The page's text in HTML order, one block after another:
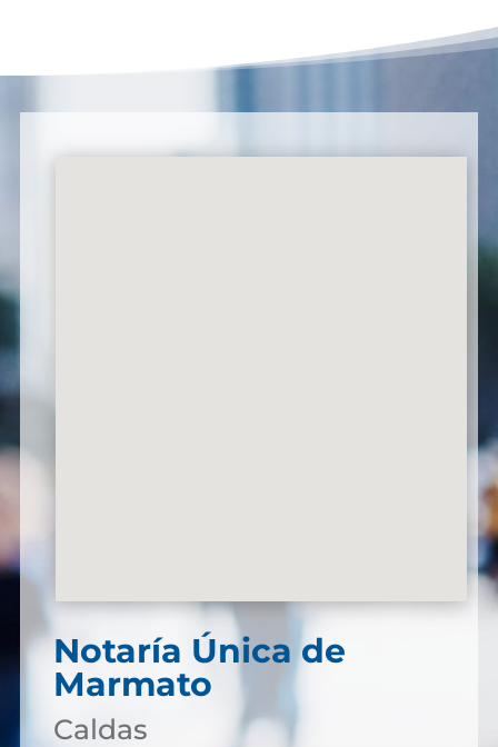
Notaría Única de
Marmato
Caldas